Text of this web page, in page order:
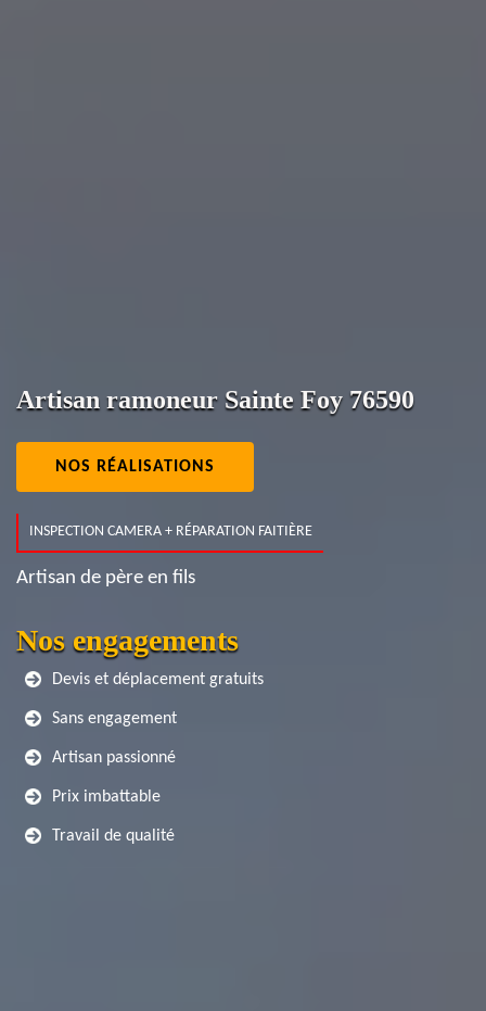
Artisan ramoneur Sainte Foy 76590
NOS RÉALISATIONS
INSPECTION CAMERA + RÉPARATION FAITIÈRE
Artisan de père en fils
Nos engagements
Devis et déplacement gratuits
Sans engagement
Artisan passionné
Prix imbattable
Travail de qualité